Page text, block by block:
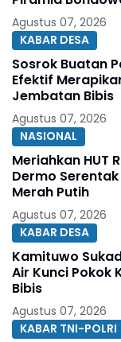
Agustus 07, 2026
KABAR DESA
Sosrok Buatan
Efektif
Jembatan Bibis
Agustus 07, 2026
NASIONAL
Meriahkan HUT
Dermo
Merah Putih
Agustus 07, 2026
KABAR DESA
Kamituwo
Air Kunci Pokok
Bibis
Agustus 07, 2026
KABAR TNI-POLRI